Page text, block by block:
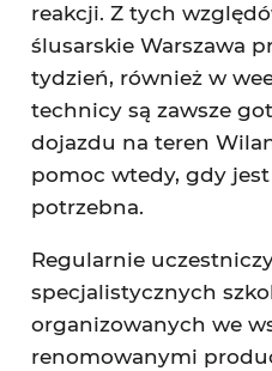
reakcji. Z tych
ślusarskie Warszawa
tydzień, również w
technicy są zawsze
dojazdu na teren
pomoc wtedy, gdy
potrzebna.
Regularnie
specjalistycznych
organizowanych we
renomowanymi